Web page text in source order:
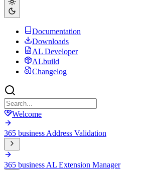
Documentation
Downloads
AL Developer
ALbuild
Changelog
Welcome
365 business Address Validation
365 business AL Extension Manager